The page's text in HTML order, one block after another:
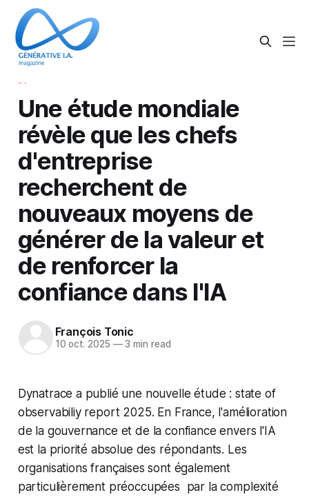
Une étude mondiale
révèle que les chefs
d'entreprise
recherchent de
nouveaux moyens de
générer de la valeur et
de renforcer la
confiance dans l'IA
François Tonic
10 oct. 2025 —3 min read
Dynatrace a publié une nouvelle étude : state of
observabiliy report 2025. En France, l'amélioration
de la gouvernance et de la confiance envers l'IA
est la priorité absolue des répondants. Les
organisations françaises sont également
particulièrement préoccupées par la complexité